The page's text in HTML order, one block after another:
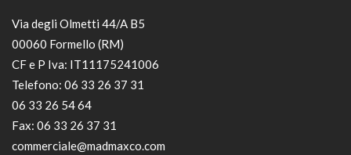
Via degli Olmetti 44/A B5
00060 Formello (RM)
CF e P Iva: IT11175241006
Telefono: 06 33 26 37 31
06 33 26 54 64
Fax: 06 33 26 37 31
commerciale@madmaxco.com